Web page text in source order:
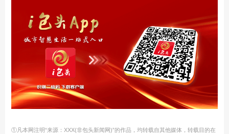
①凡本网注明“来源：XXX(非包头新闻网)”的作品，均转载自其他媒体，转载目的在